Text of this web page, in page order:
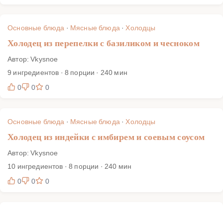
Основные блюда · Мясные блюда·Холодцы
Холодец из перепелки с базиликом и чесноком
Автор: Vkysnoe
9 ингредиентов · 8 порции · 240 мин
0
0 0
Основные блюда · Мясные блюда·Холодцы
Холодец из индейки с имбирем и соевым соусом
Автор: Vkysnoe
10 ингредиентов · 8 порции · 240 мин
0
0 0